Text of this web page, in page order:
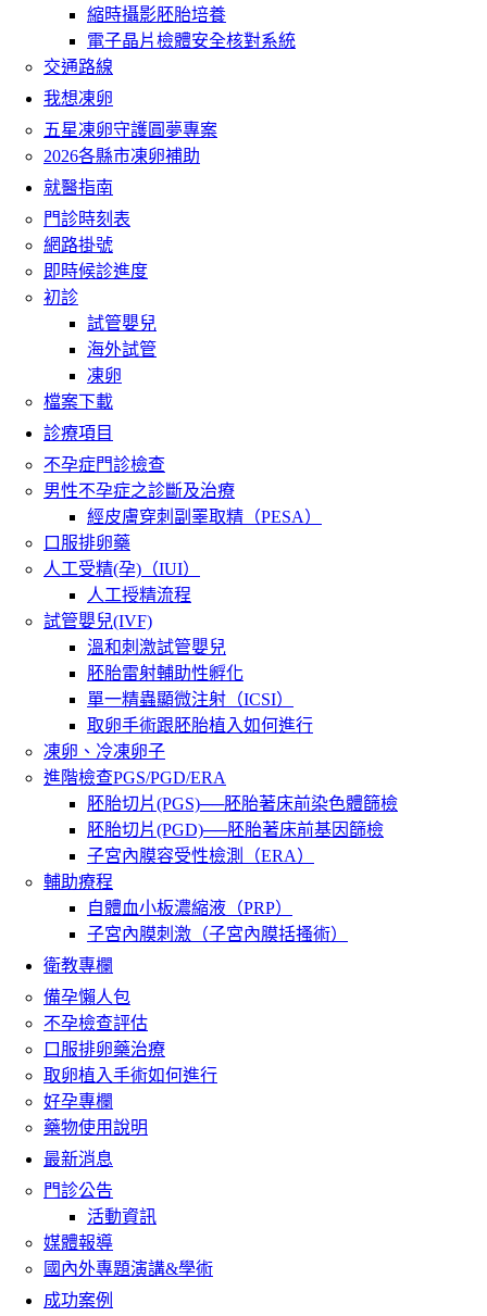
縮時攝影胚胎培養
電子晶片檢體安全核對系統
交通路線
我想凍卵
五星凍卵守護圓夢專案
2026各縣市凍卵補助
就醫指南
門診時刻表
網路掛號
即時候診進度
初診
試管嬰兒
海外試管
凍卵
檔案下載
診療項目
不孕症門診檢查
男性不孕症之診斷及治療
經皮膚穿刺副睪取精（PESA）
口服排卵藥
人工受精(孕)（IUI）
人工授精流程
試管嬰兒(IVF)
溫和刺激試管嬰兒
胚胎雷射輔助性孵化
單一精蟲顯微注射（ICSI）
取卵手術跟胚胎植入如何進行
凍卵、冷凍卵子
進階檢查PGS/PGD/ERA
胚胎切片(PGS)──胚胎著床前染色體篩檢
胚胎切片(PGD)──胚胎著床前基因篩檢
子宮內膜容受性檢測（ERA）
輔助療程
自體血小板濃縮液（PRP）
子宮內膜刺激（子宮內膜括搔術）
衛教專欄
備孕懶人包
不孕檢查評估
口服排卵藥治療
取卵植入手術如何進行
好孕專欄
藥物使用說明
最新消息
門診公告
活動資訊
媒體報導
國內外專題演講&學術
成功案例